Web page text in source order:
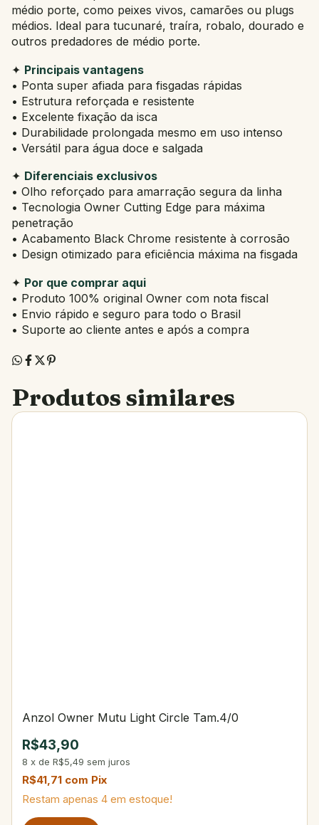
médio porte, como peixes vivos, camarões ou plugs
médios. Ideal para tucunaré, traíra, robalo, dourado e
outros predadores de médio porte.
✦ Principais vantagens
• Ponta super afiada para fisgadas rápidas
• Estrutura reforçada e resistente
• Excelente fixação da isca
• Durabilidade prolongada mesmo em uso intenso
• Versátil para água doce e salgada
✦ Diferenciais exclusivos
• Olho reforçado para amarração segura da linha
• Tecnologia Owner Cutting Edge para máxima
penetração
• Acabamento Black Chrome resistente à corrosão
• Design otimizado para eficiência máxima na fisgada
✦ Por que comprar aqui
• Produto 100% original Owner com nota fiscal
• Envio rápido e seguro para todo o Brasil
• Suporte ao cliente antes e após a compra
Produtos similares
Anzol Owner Mutu Light Circle Tam.4/0
R$43,90
8 x de R$5,49 sem juros
R$41,71 com Pix
Restam apenas 4 em estoque!